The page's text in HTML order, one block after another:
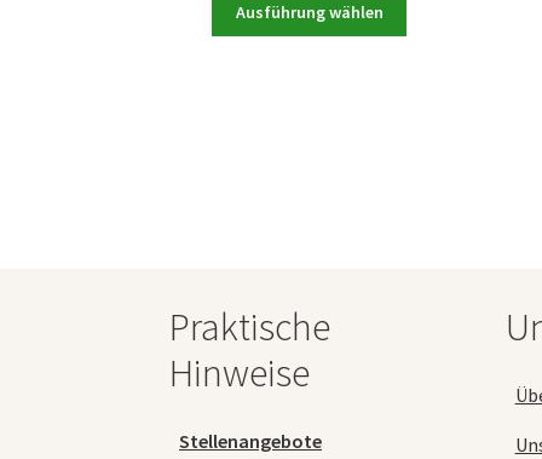
Ausführung wählen
Praktische
Hinweise
Stellenangebote